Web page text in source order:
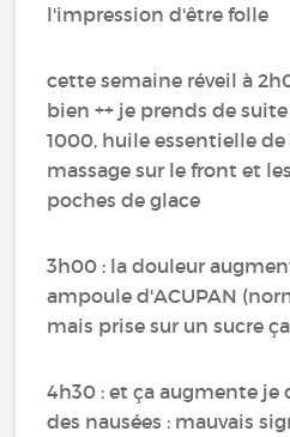
l'impression d'être folle
cette semaine réveil à
bien ++ je prends de
1000, huile essentielle
massage sur le front et
poches de glace
3h00 : la douleur
ampoule d'ACUPAN
mais prise sur un sucre
4h30 : et ça augmente je
des nausées : mauvais